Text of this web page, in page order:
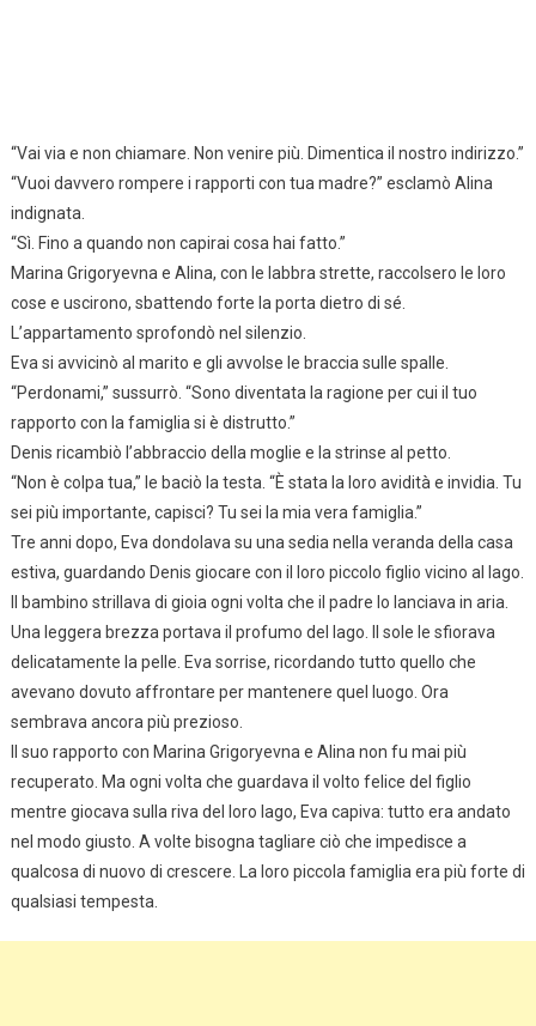
“Vai via e non chiamare. Non venire più. Dimentica il nostro indirizzo.”
“Vuoi davvero rompere i rapporti con tua madre?” esclamò Alina
indignata.
“Sì. Fino a quando non capirai cosa hai fatto.”
Marina Grigoryevna e Alina, con le labbra strette, raccolsero le loro
cose e uscirono, sbattendo forte la porta dietro di sé.
L’appartamento sprofondò nel silenzio.
Eva si avvicinò al marito e gli avvolse le braccia sulle spalle.
“Perdonami,” sussurrò. “Sono diventata la ragione per cui il tuo
rapporto con la famiglia si è distrutto.”
Denis ricambiò l’abbraccio della moglie e la strinse al petto.
“Non è colpa tua,” le baciò la testa. “È stata la loro avidità e invidia. Tu
sei più importante, capisci? Tu sei la mia vera famiglia.”
Tre anni dopo, Eva dondolava su una sedia nella veranda della casa
estiva, guardando Denis giocare con il loro piccolo figlio vicino al lago.
Il bambino strillava di gioia ogni volta che il padre lo lanciava in aria.
Una leggera brezza portava il profumo del lago. Il sole le sfiorava
delicatamente la pelle. Eva sorrise, ricordando tutto quello che
avevano dovuto affrontare per mantenere quel luogo. Ora
sembrava ancora più prezioso.
Il suo rapporto con Marina Grigoryevna e Alina non fu mai più
recuperato. Ma ogni volta che guardava il volto felice del figlio
mentre giocava sulla riva del loro lago, Eva capiva: tutto era andato
nel modo giusto. A volte bisogna tagliare ciò che impedisce a
qualcosa di nuovo di crescere. La loro piccola famiglia era più forte di
qualsiasi tempesta.